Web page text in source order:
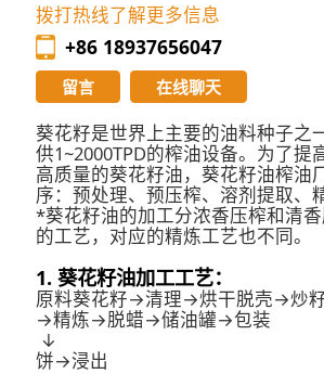
拨打热线了解更多信息
+86 18937656047
留言 在线聊天
葵花籽是世界上主要的油料种子之
供1~2000TPD的榨油设备。为了提
高质量的葵花籽油，葵花籽油榨油
序：预处理、预压榨、溶剂提取、
*葵花籽油的加工分浓香压榨和清
的工艺，对应的精炼工艺也不同。
1. 葵花籽油加工工艺：
原料葵花籽→清理→烘干脱壳→炒
→精炼→脱蜡→储油罐→包装
↓
饼→浸出